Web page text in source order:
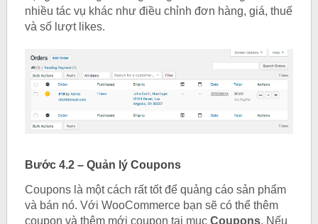
nhiều tác vụ khác như điều chỉnh đơn hàng, giá, thuế
và số lượt likes.
Bước 4.2 – Quản lý Coupons
Coupons là một cách rất tốt để quảng cáo sản phẩm
và bán nó. Với WooCommerce bạn sẽ có thể thêm
coupon và thêm mới coupon tại mục Coupons. Nếu